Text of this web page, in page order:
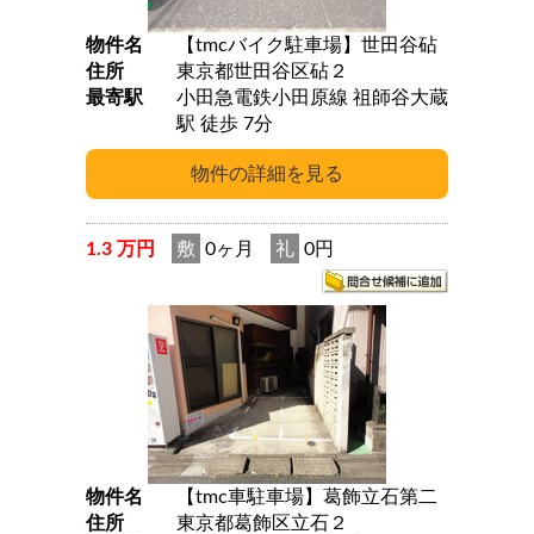
物件名
【tmcバイク駐車場】世田谷砧
住所
東京都世田谷区砧２
最寄駅
小田急電鉄小田原線 祖師谷大蔵
駅 徒歩 7分
1.3 万円 敷 0ヶ月 礼 0円
物件名
【tmc車駐車場】葛飾立石第二
住所
東京都葛飾区立石２